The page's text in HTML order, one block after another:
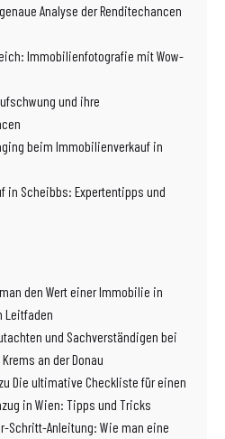
Analyse der Renditechancen
Immobilienfotografie mit Wow-
und ihre
beim Immobilienverkauf in
in Scheibbs: Expertentipps und
den Wert einer Immobilie in
Leitfaden
und Sachverständigen bei
an der Donau
zu Die ultimative Checkliste für einen
in Wien: Tipps und Tricks
Schritt-Anleitung: Wie man eine